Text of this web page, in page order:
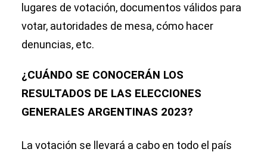
lugares de votación, documentos válidos para
votar, autoridades de mesa, cómo hacer
denuncias, etc.
¿CUÁNDO SE CONOCERÁN LOS
RESULTADOS DE LAS ELECCIONES
GENERALES ARGENTINAS 2023?
La votación se llevará a cabo en todo el país